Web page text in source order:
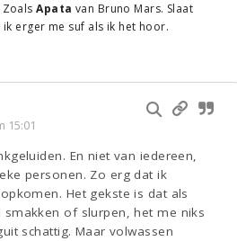
Apata van Bruno Mars. Slaat
erger me suf als ik het hoor.
15:01
En niet van iedereen,
personen. Zo erg dat ik
Het gekste is dat als
of slurpen, het me niks
schattig. Maar volwassen